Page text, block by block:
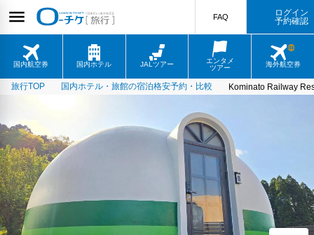
国内航空券 国内ホテル JALツアー
エンタメ
ツアー
海外航空券
FAQ
ログイン
予約確認
旅行TOP 国内ホテル・旅館の宿泊格安予約・比較 Kominato Railway